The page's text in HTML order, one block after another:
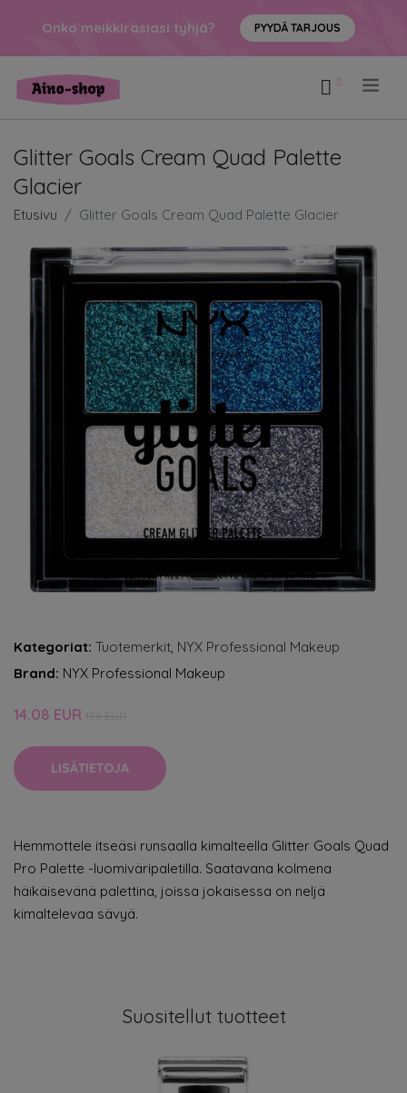
Onko meikkirasiasi tyhjä? PYYDÄ TARJOUS
Glitter Goals Cream Quad Palette
Glacier
Etusivu Glitter Goals Cream Quad Palette Glacier
Kategoriat: Tuotemerkit, NYX Professional Makeup
Brand: NYX Professional Makeup
14.08 EUR
LISÄTIETOJA
Hemmottele itseäsi runsaalla kimalteella Glitter Goals Quad
Pro Palette -luomiväripaletilla. Saatavana kolmena
häikäisevänä palettina, joissa jokaisessa on neljä
kimaltelevaa sävyä.
Suositellut tuotteet